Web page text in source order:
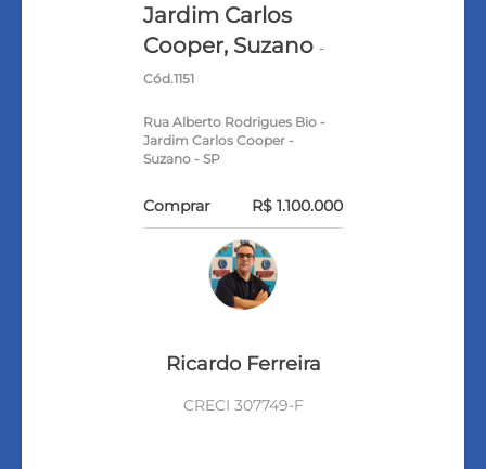
Jardim Carlos
Cooper, Suzano-
Cód.1151
Rua Alberto Rodrigues Bio -
Jardim Carlos Cooper -
Suzano - SP
Comprar R$ 1.100.000
Ricardo Ferreira
CRECI 307749-F